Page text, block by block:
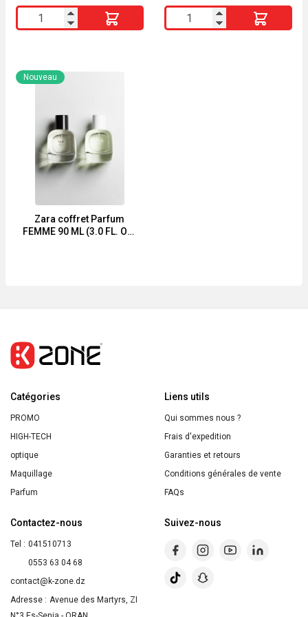
quantité
de
COFFRET
LA
TRÉSOR
quantité
de
Zara coffret Parfum
FEMME 90 ML (3.0 FL. OZ)
Nouveau
Catégories
PROMO
HIGH-TECH
optique
Maquillage
Parfum
Liens utils
Qui sommes nous ?
Frais d'expedition
Garanties et retours
Conditions générales de vente
FAQs
Contactez-nous
Tel : 041510713
0553 63 04 68
contact@k-zone.dz
Adresse : Avenue des Martyrs, ZI
Suivez-nous